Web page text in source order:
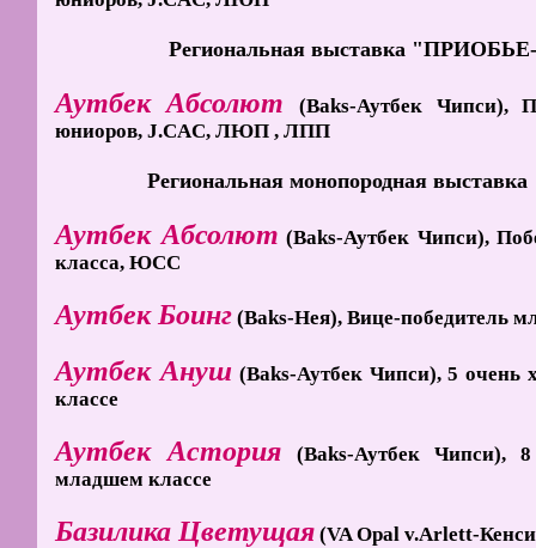
Региональная выставка "ПРИОБЬЕ-
Аутбек Абсолют(Baks-Аутбек Чипси),
юниоров, J.CAC, ЛЮП , ЛПП
Региональная монопородная
Аутбек Абсолют (Baks-Аутбек Чипси),
класса, ЮСС
Аутбек Боинг (Baks-Нея), Вице-победитель
Аутбек Ануш(Baks-Аутбек Чипси), 5 очень
классе
Аутбек Астория (Baks-Аутбек Чипси),
младшем классе
Базилика Цветущая (VA Opal v.Arlett-